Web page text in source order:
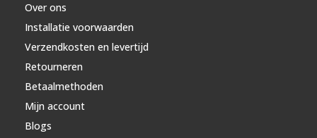
Over ons
Installatie voorwaarden
Verzendkosten en levertijd
Retourneren
Betaalmethoden
Mijn account
Blogs